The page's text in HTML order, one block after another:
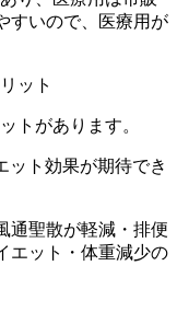
すいので、医療用が
ット
トがあります。
ット効果が期待でき
通聖散が軽減・排便
エット・体重減少の